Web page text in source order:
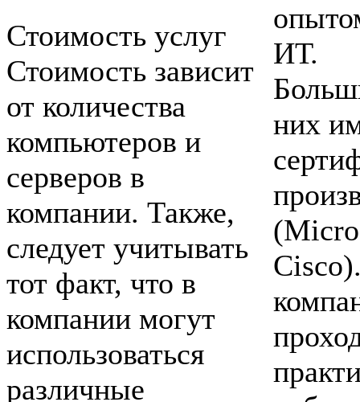
Стоимость услуг
Стоимость зависит
от количества
компьютеров и
серверов в
компании. Также,
следует учитывать
тот факт, что в
компании могут
использоваться
различные
ИТ.
них